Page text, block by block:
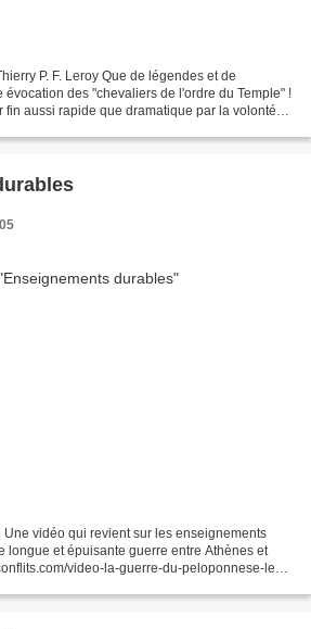
P. F. Leroy Que de légendes et de
des "chevaliers de l'ordre du Temple" !
fin aussi rapide que dramatique par la volonté
vidéo qui revient sur les enseignements
longue et épuisante guerre entre Athènes et
video-la-guerre-du-peloponnese-les-